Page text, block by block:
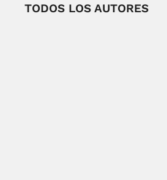
TODOS LOS AUTORES